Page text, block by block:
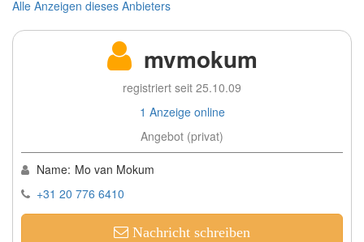
Alle Anzeigen dieses Anbieters
mvmokum
registriert seit 25.10.09
1 Anzeige online
Angebot (privat)
Name: Mo van Mokum
+31 20 776 6410
Nachricht schreiben